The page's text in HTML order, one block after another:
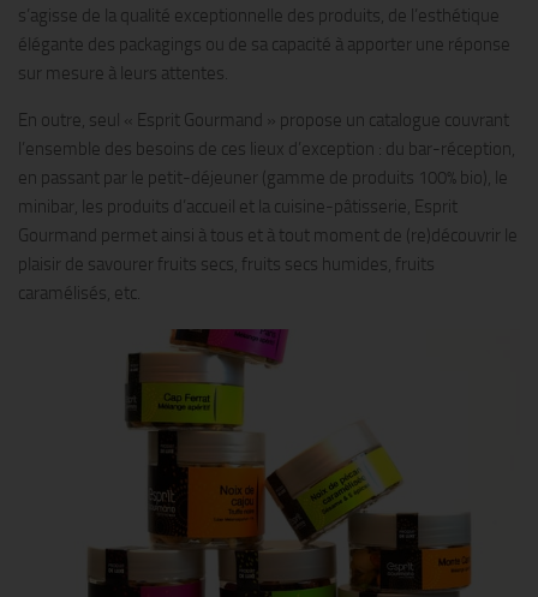
s’agisse de la qualité exceptionnelle des produits, de l’esthétique
élégante des packagings ou de sa capacité à apporter une réponse
sur mesure à leurs attentes.
En outre, seul « Esprit Gourmand » propose un catalogue couvrant
l’ensemble des besoins de ces lieux d’exception : du bar-réception,
en passant par le petit-déjeuner (gamme de produits 100% bio), le
minibar, les produits d’accueil et la cuisine-pâtisserie, Esprit
Gourmand permet ainsi à tous et à tout moment de (re)découvrir le
plaisir de savourer fruits secs, fruits secs humides, fruits
caramélisés, etc.